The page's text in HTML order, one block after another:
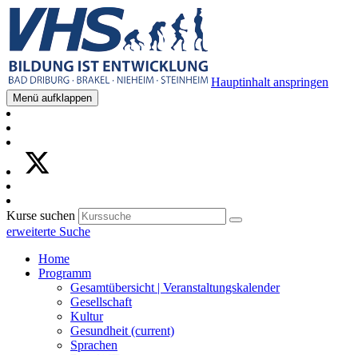
Hauptinhalt anspringen
Menü aufklappen
Kurse suchen
erweiterte Suche
Home
Programm
Gesamtübersicht | Veranstaltungskalender
Gesellschaft
Kultur
Gesundheit (current)
Sprachen